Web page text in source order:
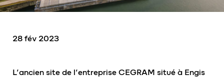
28 fév 2023
L’ancien site de l’entreprise CEGRAM situé à Engis